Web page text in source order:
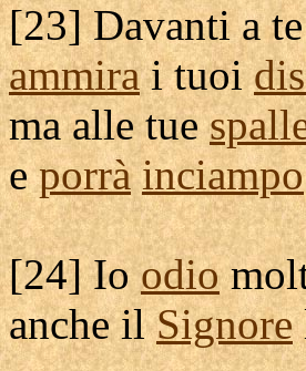
[23] Davanti a
ammirai tuoi
ma alle tue
eporrà inciampo
[24] Ioodio
anche ilSignore